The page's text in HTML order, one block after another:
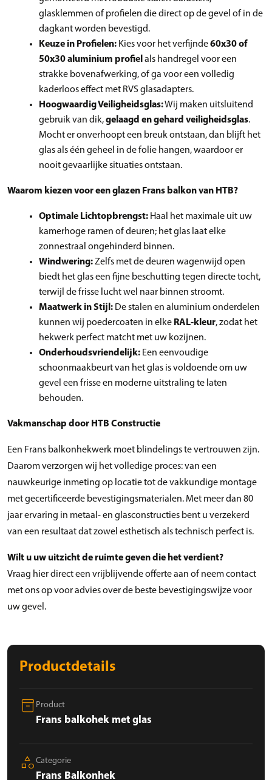
glasklemmen of profielen die direct op de gevel of in de
dagkant worden bevestigd.
Keuze in Profielen: Kies voor het verfijnde60x30 of
50x30 aluminium profiel als handregel voor een
strakke bovenafwerking, of ga voor een volledig
kaderloos effect met RVS glasadapters.
Hoogwaardig Veiligheidsglas:Wij maken uitsluitend
gebruik van dik,gelaagd en gehard veiligheidsglas.
Mocht er onverhoopt een breuk ontstaan, dan blijft het
glas als één geheel in de folie hangen, waardoor er
nooit gevaarlijke situaties ontstaan.
Waarom kiezen voor een glazen Frans balkon van HTB?
Optimale Lichtopbrengst: Haal het maximale uit uw
kamerhoge ramen of deuren; het glas laat elke
zonnestraal ongehinderd binnen.
Windwering:Zelfs met de deuren wagenwijd open
biedt het glas een fijne beschutting tegen directe tocht,
terwijl de frisse lucht wel naar binnen stroomt.
Maatwerk in Stijl: De stalen en aluminium onderdelen
kunnen wij poedercoaten in elke RAL-kleur, zodat het
hekwerk perfect matcht met uw kozijnen.
Onderhoudsvriendelijk: Een eenvoudige
schoonmaakbeurt van het glas is voldoende om uw
gevel een frisse en moderne uitstraling te laten
behouden.
Vakmanschap door HTB Constructie
Een Frans balkonhekwerk moet blindelings te vertrouwen zijn.
Daarom verzorgen wij het volledige proces: van een
nauwkeurige inmeting op locatie tot de vakkundige montage
met gecertificeerde bevestigingsmaterialen. Met meer dan 80
jaar ervaring in metaal- en glasconstructies bent u verzekerd
van een resultaat dat zowel esthetisch als technisch perfect is.
Wilt u uw uitzicht de ruimte geven die het verdient?
Vraag hier direct een vrijblijvende offerte aan of neem contact
met ons op voor advies over de beste bevestigingswijze voor
uw gevel.
Productdetails
inventory_2 Product
Frans balkohek met glas
category Categorie
Frans Balkonhek